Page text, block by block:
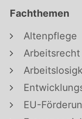
Fachthemen
Altenpflege
EU-